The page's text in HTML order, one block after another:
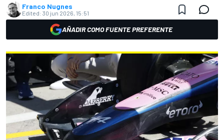
Franco Nugnes
Edited: 30 jun 2026, 15:51
AÑADIR COMO FUENTE PREFERENTE